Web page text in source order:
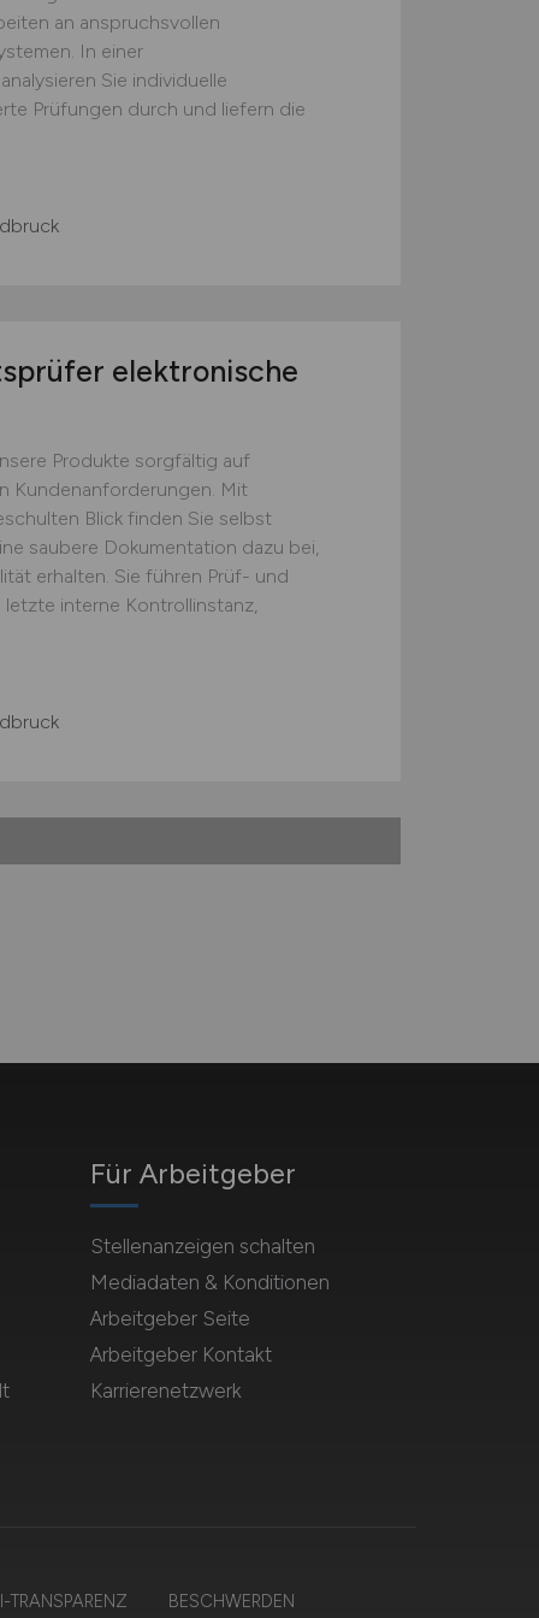
an anspruchsvollen
In einer
Sie individuelle
Prüfungen durch und liefern die
elektronische
Produkte sorgfältig auf
Kundenanforderungen. Mit
Blick finden Sie selbst
saubere Dokumentation dazu bei,
erhalten. Sie führen Prüf- und
interne Kontrollinstanz,
Für Arbeitgeber
Stellenanzeigen schalten
Mediadaten & Konditionen
Arbeitgeber Seite
Arbeitgeber Kontakt
Karrierenetzwerk
TRANSPARENZ
BESCHWERDEN